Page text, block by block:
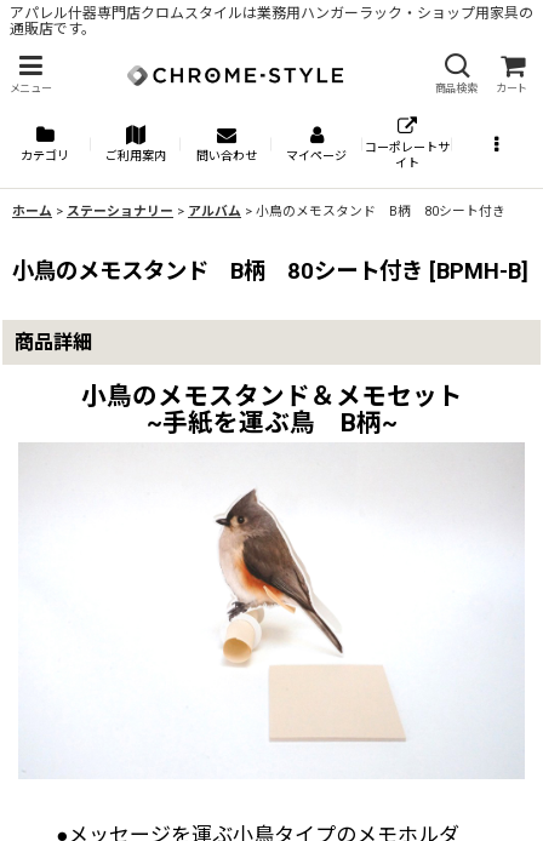
アパレル什器専門店クロムスタイルは業務用ハンガーラック・ショップ用家具の
通販店です。
メニュー 商品検索 カート
カテゴリ ご利用案内 問い合わせ マイページ
コーポレートサ
イト
ホーム > ステーショナリー > アルバム > 小鳥のメモスタンド B柄 80シート付き
小鳥のメモスタンド B柄 80シート付き [BPMH-B]
商品詳細
小鳥のメモスタンド＆メモセット
~手紙を運ぶ鳥 B柄~
●メッセージを運ぶ小鳥タイプのメモホルダ